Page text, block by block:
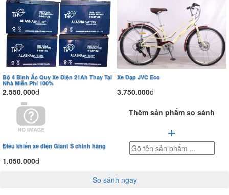
Bộ 4 Bình Ắc Quy Xe Điện 21Ah Thay Tại
Nhà Miễn Phí 100%
2.550.000đ
Xe Đạp JVC Eco
3.750.000đ
Điều khiển xe điện Giant S chính hãng
1.050.000đ
Thêm sản phẩm so sánh
+
So sánh ngay